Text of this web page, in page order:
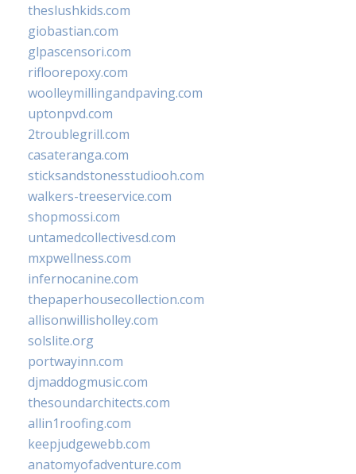
theslushkids.com
giobastian.com
glpascensori.com
rifloorepoxy.com
woolleymillingandpaving.com
uptonpvd.com
2troublegrill.com
casateranga.com
sticksandstonesstudiooh.com
walkers-treeservice.com
shopmossi.com
untamedcollectivesd.com
mxpwellness.com
infernocanine.com
thepaperhousecollection.com
allisonwillisholley.com
solslite.org
portwayinn.com
djmaddogmusic.com
thesoundarchitects.com
allin1roofing.com
keepjudgewebb.com
anatomyofadventure.com